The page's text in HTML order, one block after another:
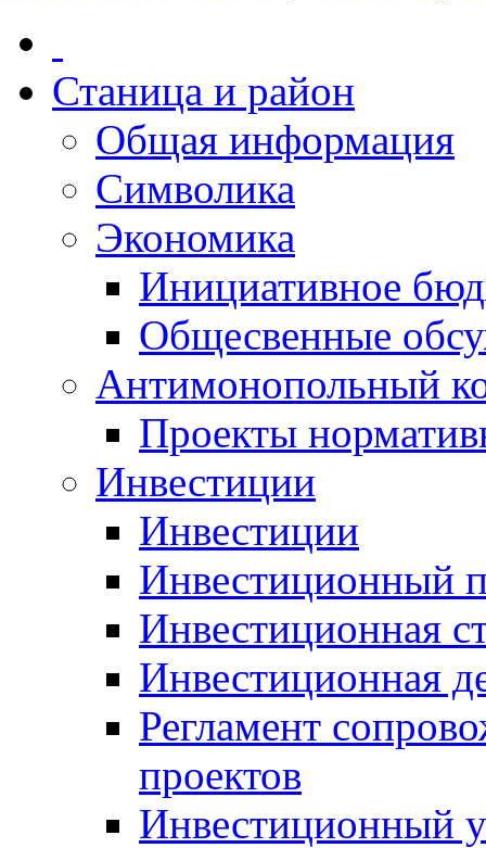
Станица и район
Общая информация
Символика
Экономика
Инициативное
Общесвенные
Антимонопольный
Проекты
Инвестиции
Инвестиции
Инвестиционный
Инвестиционная
Инвестиционная
Регламент
проектов
Инвестиционный